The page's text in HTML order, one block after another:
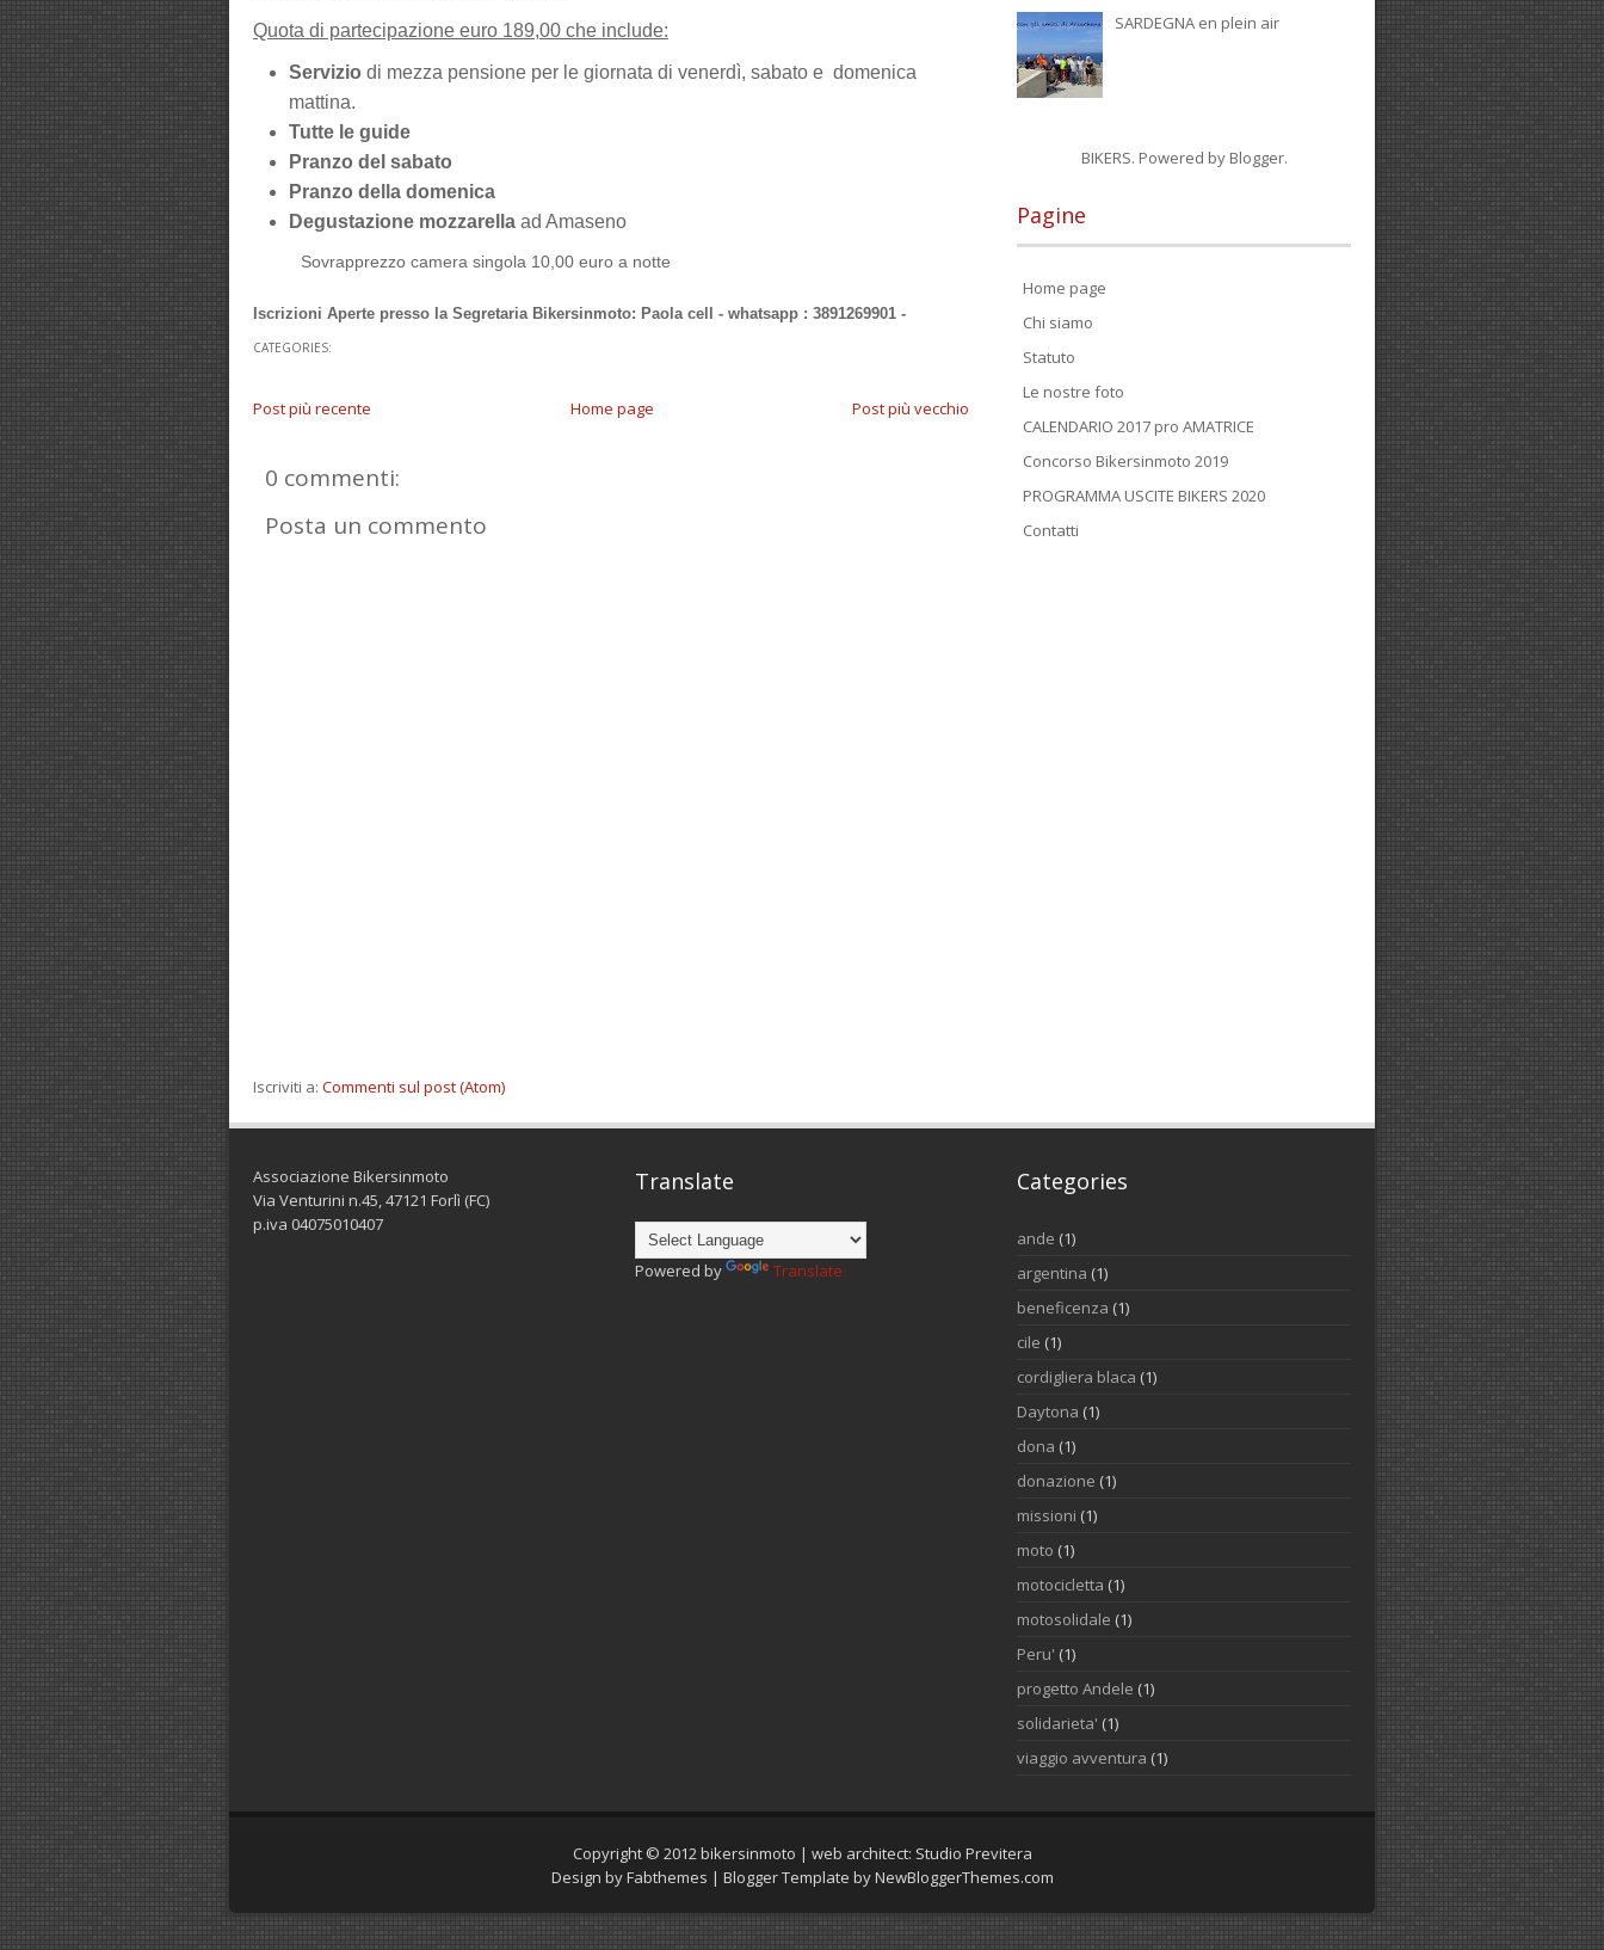
Quota di partecipazione euro 189,00 che include:
Servizio di mezza pensione per le giornata di venerdì, sabato e domenica
mattina.
Tutte le guide
Pranzo del sabato
Pranzo della domenica
Degustazione mozzarella ad Amaseno
Sovrapprezzo camera singola 10,00 euro a notte
Iscrizioni Aperte presso la Segretaria Bikersinmoto: Paola cell - whatsapp : 3891269901 -
CATEGORIES:
Post più recente Post più vecchio
Home page
0 commenti:
Posta un commento
Iscriviti a: Commenti sul post (Atom)
SARDEGNA en plein air
BIKERS. Powered by Blogger.
Pagine
Home page
Chi siamo
Statuto
Le nostre foto
CALENDARIO 2017 pro AMATRICE
Concorso Bikersinmoto 2019
PROGRAMMA USCITE BIKERS 2020
Contatti
Associazione Bikersinmoto
Via Venturini n.45, 47121 Forlì (FC)
p.iva 04075010407
Translate
Powered by Translate
Categories
ande (1)
argentina (1)
beneficenza (1)
cile (1)
cordigliera blaca (1)
Daytona (1)
dona (1)
donazione (1)
missioni (1)
moto (1)
motocicletta (1)
motosolidale (1)
Peru' (1)
progetto Andele (1)
solidarieta' (1)
viaggio avventura (1)
Copyright © 2012bikersinmoto | web architect: Studio Previtera
Design byFabthemes | Blogger Template byNewBloggerThemes.com